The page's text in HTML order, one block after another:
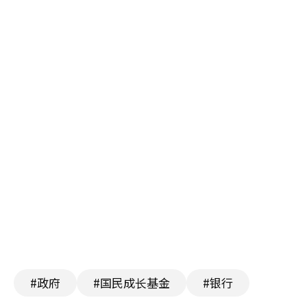
#政府 #国民成长基金 #银行